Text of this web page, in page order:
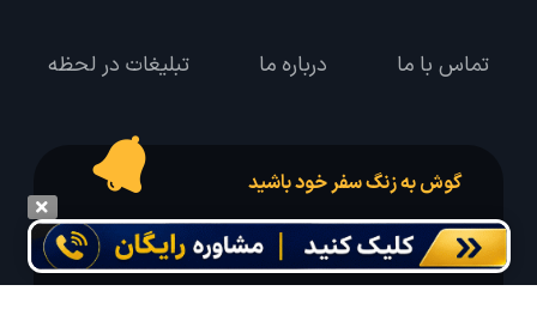
تماس با ما درباره ما تبلیغات در لحظه
گوش به زنگ سفر خود باشید
درخواست سفر خود را در مدت زمان دلخواه ثبت و پیامک بهترین آفر مربوط به تور
درخواستی خود را دریافت نمایید